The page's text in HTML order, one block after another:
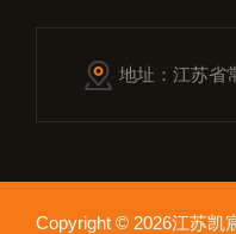
地址：江苏省
Copyright © 2026江苏